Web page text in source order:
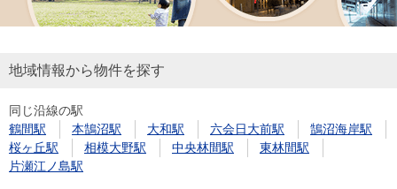
地域情報から物件を探す
同じ沿線の駅
鶴間駅
本鵠沼駅 大和駅 六会日大前駅
鵠沼海岸駅
桜ヶ丘駅
相模大野駅 中央林間駅
東林間駅
片瀬江ノ島駅